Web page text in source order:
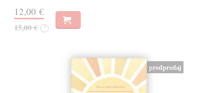
12,00 €
15,00 € ?
predpredaj